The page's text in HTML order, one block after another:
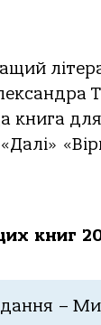
книга
книг
–